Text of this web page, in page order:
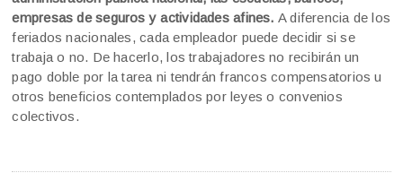
empresas de seguros y actividades afines. A diferencia de los
feriados nacionales, cada empleador puede decidir si se
trabaja o no. De hacerlo, los trabajadores no recibirán un
pago doble por la tarea ni tendrán francos compensatorios u
otros beneficios contemplados por leyes o convenios
colectivos.